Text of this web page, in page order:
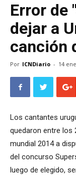
Error de
dejar a
canción
Por ICNDiario - 14
Los cantantes
quedaron entre los
mundial 2014 a
del concurso
luego de elegido,